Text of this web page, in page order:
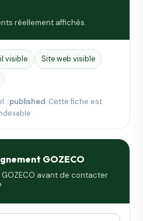
réellement affichés.
visible
Site web visible
: published. Cette fiche est
GOZECO
avant de contacter